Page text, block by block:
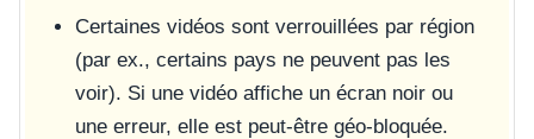
Certaines vidéos sont verrouillées par région
(par ex., certains pays ne peuvent pas les
voir). Si une vidéo affiche un écran noir ou
une erreur, elle est peut-être géo-bloquée.